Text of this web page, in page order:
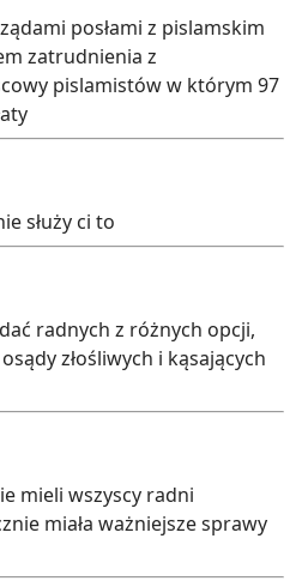
posłami z pislamskim
zatrudnienia z
pislamistów w którym 97
służy ci to
radnych z różnych opcji,
złośliwych i kąsających
mieli wszyscy radni
miała ważniejsze sprawy